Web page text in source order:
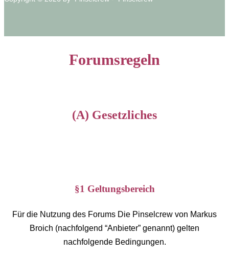
Forumsregeln
(A) Gesetzliches
§1 Geltungsbereich
Für die Nutzung des Forums Die Pinselcrew von Markus
Broich (nachfolgend “Anbieter” genannt) gelten
nachfolgende Bedingungen.